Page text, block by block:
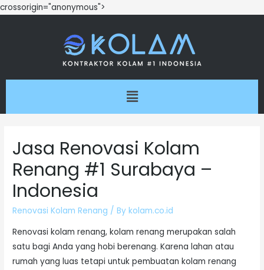
crossorigin="anonymous">
Jasa Renovasi Kolam
Renang #1 Surabaya –
Indonesia
Renovasi Kolam Renang / Bykolam.co.id
Renovasi kolam renang, kolam renang merupakan salah
satu bagi Anda yang hobi berenang. Karena lahan atau
rumah yang luas tetapi untuk pembuatan kolam renang